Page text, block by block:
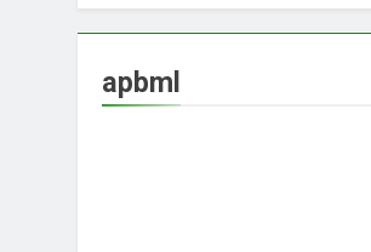
apbml